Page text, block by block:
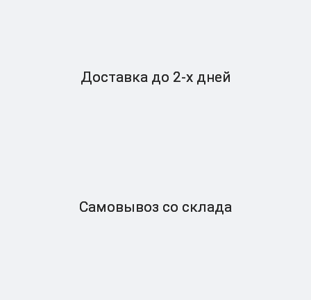
Доставка до 2-x дней
Самовывоз со склада